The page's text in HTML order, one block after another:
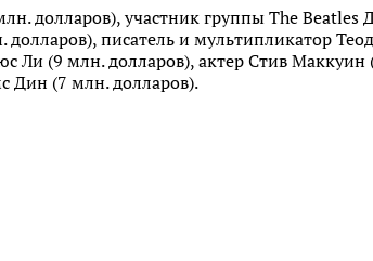
долларов), участник группы The
писатель и мультипликатор
Ли (9 млн. долларов), актер Стив Маккуин
Дин (7 млн. долларов).